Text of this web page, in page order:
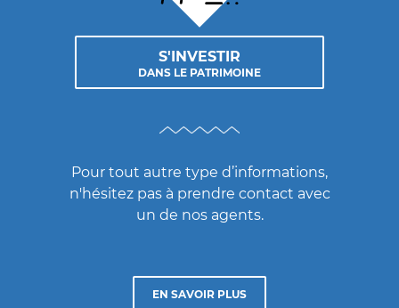
S'INVESTIR
DANS LE PATRIMOINE
Pour tout autre type d’informations,
n'hésitez pas à prendre contact avec
un de nos agents.
EN SAVOIR PLUS